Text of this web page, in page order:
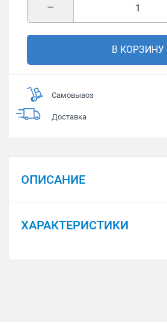
–
В КОРЗИНУ
Самовывоз
Доставка
ОПИСАНИЕ
ХАРАКТЕРИСТИКИ